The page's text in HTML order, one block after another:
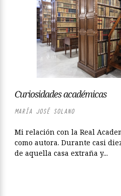
Curiosidades académicas
MARÍA JOSÉ SOLANO
Mi relación con la Real
como autora. Durante casi
de aquella casa extraña y...